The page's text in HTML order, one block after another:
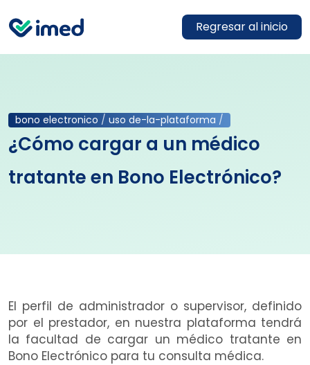
Regresar al inicio
bono electronico / uso de-la-plataforma /
¿Cómo cargar a un médico
tratante en Bono Electrónico?
El perfil de administrador o supervisor, definido
por el prestador, en nuestra plataforma tendrá
la facultad de cargar un médico tratante en
Bono Electrónico para tu consulta médica.